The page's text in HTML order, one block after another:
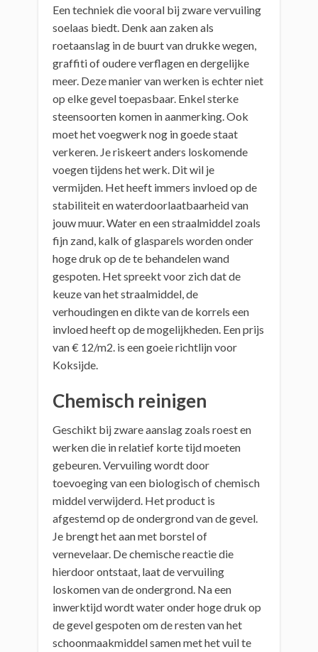
Een techniek die vooral bij zware vervuiling
soelaas biedt. Denk aan zaken als
roetaanslag in de buurt van drukke wegen,
graffiti of oudere verflagen en dergelijke
meer. Deze manier van werken is echter niet
op elke gevel toepasbaar. Enkel sterke
steensoorten komen in aanmerking. Ook
moet het voegwerk nog in goede staat
verkeren. Je riskeert anders loskomende
voegen tijdens het werk. Dit wil je
vermijden. Het heeft immers invloed op de
stabiliteit en waterdoorlaatbaarheid van
jouw muur. Water en een straalmiddel zoals
fijn zand, kalk of glasparels worden onder
hoge druk op de te behandelen wand
gespoten. Het spreekt voor zich dat de
keuze van het straalmiddel, de
verhoudingen en dikte van de korrels een
invloed heeft op de mogelijkheden. Een prijs
van € 12/m2. is een goeie richtlijn voor
Koksijde.
Chemisch reinigen
Geschikt bij zware aanslag zoals roest en
werken die in relatief korte tijd moeten
gebeuren. Vervuiling wordt door
toevoeging van een biologisch of chemisch
middel verwijderd. Het product is
afgestemd op de ondergrond van de gevel.
Je brengt het aan met borstel of
vernevelaar. De chemische reactie die
hierdoor ontstaat, laat de vervuiling
loskomen van de ondergrond. Na een
inwerktijd wordt water onder hoge druk op
de gevel gespoten om de resten van het
schoonmaakmiddel samen met het vuil te